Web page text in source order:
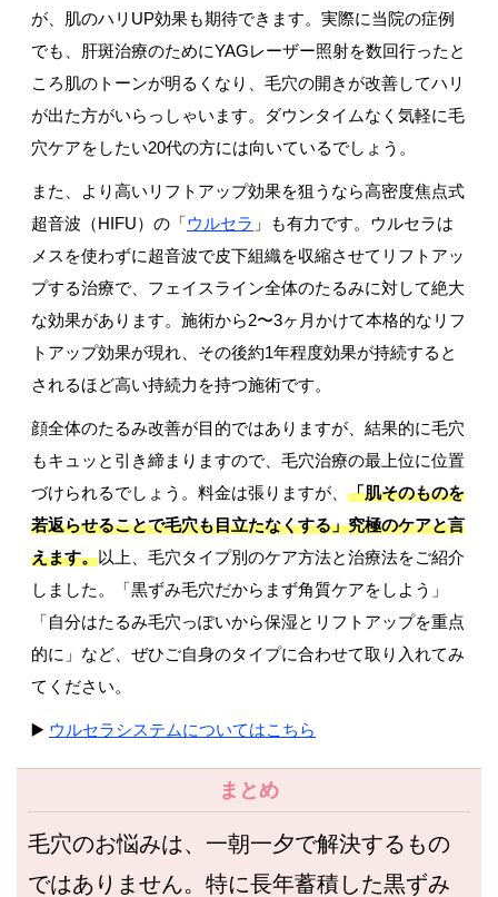
が、肌のハリUP効果も期待できます。実際に当院の症例
でも、肝斑治療のためにYAGレーザー照射を数回行ったと
ころ肌のトーンが明るくなり、毛穴の開きが改善してハリ
が出た方がいらっしゃいます。ダウンタイムなく気軽に毛
穴ケアをしたい20代の方には向いているでしょう。
また、より高いリフトアップ効果を狙うなら高密度焦点式
超音波（HIFU）の「ウルセラ 」も有力です。ウルセラは
メスを使わずに超音波で皮下組織を収縮させてリフトアッ
プする治療で、フェイスライン全体のたるみに対して絶大
な効果があります。施術から2〜3ヶ月かけて本格的なリフ
トアップ効果が現れ、その後約1年程度効果が持続すると
されるほど高い持続力を持つ施術です。
顔全体のたるみ改善が目的ではありますが、結果的に毛穴
もキュッと引き締まりますので、毛穴治療の最上位に位置
づけられるでしょう。料金は張りますが、 「肌そのものを
若返らせることで毛穴も目立たなくする」究極のケアと言
えます。以上、毛穴タイプ別のケア方法と治療法をご紹介
しました。「黒ずみ毛穴だからまず角質ケアをしよう」
「自分はたるみ毛穴っぽいから保湿とリフトアップを重点
的に」など、ぜひご自身のタイプに合わせて取り入れてみ
てください。
▶️ ウルセラシステムについてはこちら
まとめ
毛穴のお悩みは、一朝一夕で解決するもの
ではありません。特に長年蓄積した黒ずみ